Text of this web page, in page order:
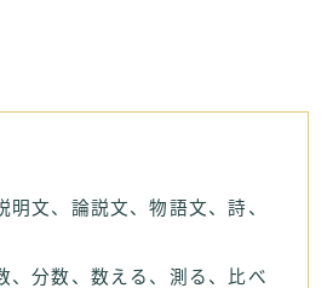
文、論説文、物語文、詩、
分数、数える、測る、比べ